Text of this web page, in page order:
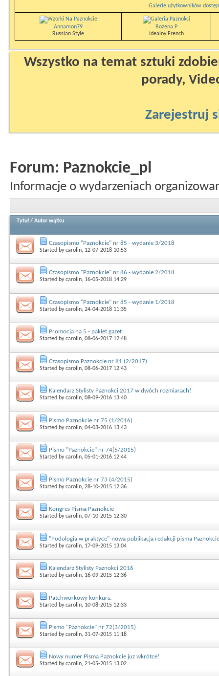
Galerie użytkowników
Annamon79
Russian Style
Bożena P
Idealny French
Wszystko na temat sztuki
porady,
Zarejestruj
Forum: Paznokcie_pl
Informacje o wydarzeniach
Tytuł / Autor wątku
Czasopismo "Paznokcie" nr 85 - wydanie 3/2018
Started bycarolin, 12-07-2018 10:53
Czasopismo "Paznokcie" nr 86 - wydanie 2/2018
Started bycarolin, 16-05-2018 14:29
Czasopismo "Paznokcie" nr 85 - wydanie 1/2018
Started bycarolin, 24-04-2018 11:35
Promocja na 5 - pakiet gazet
Started bycarolin, 08-06-2017 12:48
Czasopismo Paznokcie nr 81 (2/2017)
Started bycarolin, 08-06-2017 12:43
Kalendarz Stylisty Paznokci 2017 w dwóch rozmiarach!
Started bycarolin, 08-09-2016 13:40
Pismo Paznokcie nr 75 (1/2016)
Started bycarolin, 04-03-2016 13:43
Pismo "Paznokcie" nr 74(5/2015)
Started bycarolin, 05-01-2016 12:44
Pismo Paznokcie nr 73 (4/2015)
Started bycarolin, 28-10-2015 12:36
Kongres Pisma Paznokcie
Started bycarolin, 07-10-2015 12:30
"Podologia w praktyce"-nowa publikacja redakcji pisma Paznokcie
Started bycarolin, 17-09-2015 13:04
Kalendarz Stylisty Paznokci 2016
Started bycarolin, 16-09-2015 12:36
Patchworkowy konkurs.
Started bycarolin, 10-08-2015 12:33
Pismo "Paznokcie" nr 72(3/2015)
Started bycarolin, 31-07-2015 11:18
Nowy numer Pisma Paznokcie juz wkrótce!
Started bycarolin, 21-05-2015 13:02